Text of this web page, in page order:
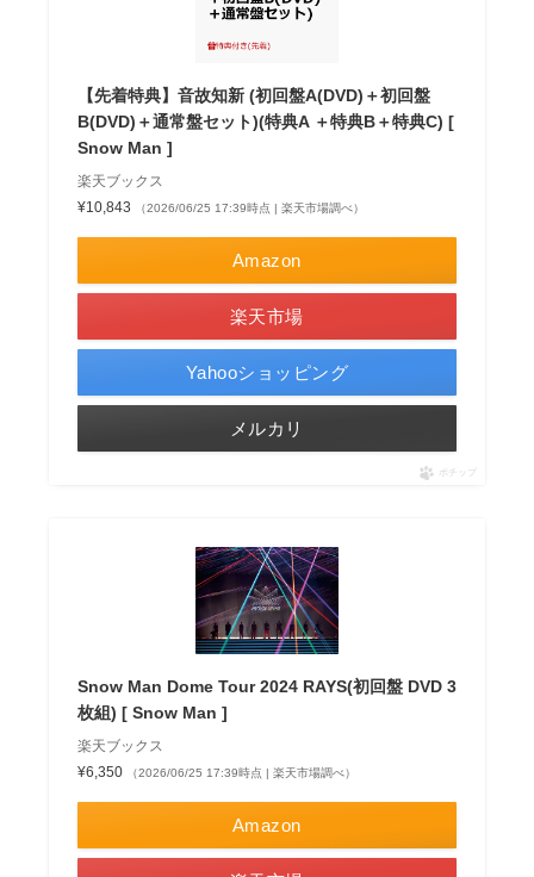
【先着特典】音故知新 (初回盤A(DVD)＋初回盤
B(DVD)＋通常盤セット)(特典A ＋特典B＋特典C) [
Snow Man ]
楽天ブックス
¥10,843
（2026/06/25 17:39時点 | 楽天市場調べ）
Amazon
楽天市場
Yahooショッピング
メルカリ
ポチップ
Snow Man Dome Tour 2024 RAYS(初回盤 DVD 3
枚組) [ Snow Man ]
楽天ブックス
¥6,350
（2026/06/25 17:39時点 | 楽天市場調べ）
Amazon